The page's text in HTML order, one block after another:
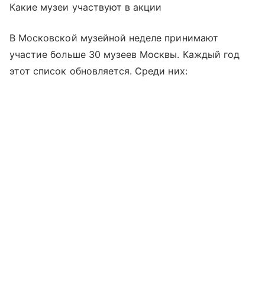
Какие музеи участвуют в акции
В Московской музейной неделе принимают
участие больше 30 музеев Москвы. Каждый год
этот список обновляется. Среди них: